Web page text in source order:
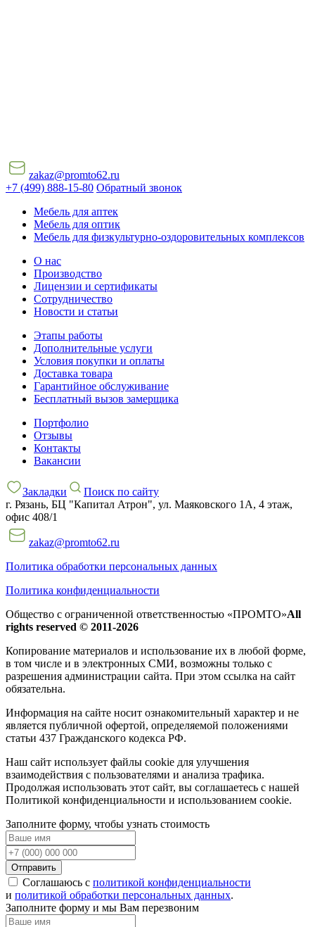
zakaz@promto62.ru
+7 (499) 888-15-80 Обратный звонок
Мебель для аптек
Мебель для оптик
Мебель для физкультурно-оздоровительных комплексов
О нас
Производство
Лицензии и сертификаты
Сотрудничество
Новости и статьи
Этапы работы
Дополнительные услуги
Условия покупки и оплаты
Доставка товара
Гарантийное обслуживание
Бесплатный вызов замерщика
Портфолио
Отзывы
Контакты
Вакансии
Закладки
Поиск по сайту
г. Рязань, БЦ "Капитал Атрон", ул. Маяковского 1А, 4 этаж,
офис 408/1
zakaz@promto62.ru
Политика обработки персональных данных
Политика конфиденциальности
Общество с ограниченной ответственностью «ПРОМТО»All
rights reserved © 2011-2026
Копирование материалов и использование их в любой форме,
в том числе и в электронных СМИ, возможны только c
разрешения администрации сайта. При этом ссылка на сайт
обязательна.
Информация на сайте носит ознакомительный характер и не
является публичной офертой, определяемой положениями
статьи 437 Гражданского кодекса РФ.
Наш сайт использует файлы cookie для улучшения
взаимодействия с пользователями и анализа трафика.
Продолжая использовать этот сайт, вы соглашаетесь с нашей
Политикой конфиденциальности и использованием cookie.
Заполните форму, чтобы узнать стоимость
Отправить
Соглашаюсь с политикой конфиденциальности
и политикой обработки персональных данных.
Заполните форму и мы Вам перезвоним